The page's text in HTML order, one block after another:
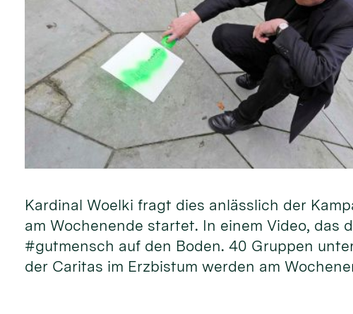
Kardinal Woelki fragt dies anlässlich der
am Wochenende startet. In einem Video,
#gutmensch auf den Boden. 40 Gruppen
der Caritas im Erzbistum werden am